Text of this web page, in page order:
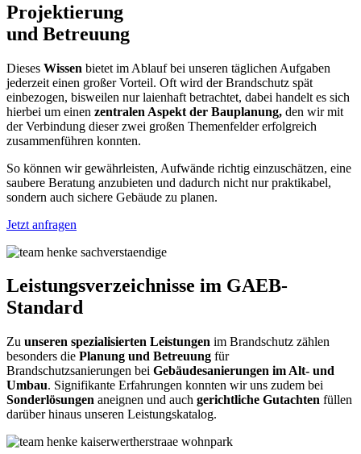
Projektierung
und Betreuung
Dieses Wissen bietet im Ablauf bei unseren täglichen Aufgaben
jederzeit einen großer Vorteil. Oft wird der Brandschutz spät
einbezogen, bisweilen nur laienhaft betrachtet, dabei handelt es sich
hierbei um einen zentralen Aspekt der Bauplanung, den wir mit
der Verbindung dieser zwei großen Themenfelder erfolgreich
zusammenführen konnten.
So können wir gewährleisten, Aufwände richtig einzuschätzen, eine
saubere Beratung anzubieten und dadurch nicht nur praktikabel,
sondern auch sichere Gebäude zu planen.
Jetzt anfragen
Leistungsverzeichnisse im GAEB-
Standard
Zu unseren spezialisierten Leistungen im Brandschutz zählen
besonders die Planung und Betreuung für
Brandschutzsanierungen bei Gebäudesanierungen im Alt- und
Umbau. Signifikante Erfahrungen konnten wir uns zudem bei
Sonderlösungen aneignen und auch gerichtliche Gutachten füllen
darüber hinaus unseren Leistungskatalog.